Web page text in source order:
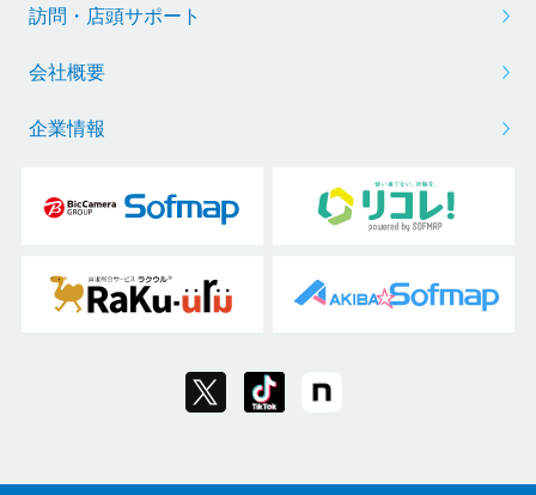
訪問・店頭サポート
会社概要
企業情報